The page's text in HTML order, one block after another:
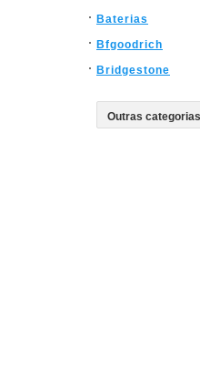
Baterias
Bfgoodrich
Bridgestone